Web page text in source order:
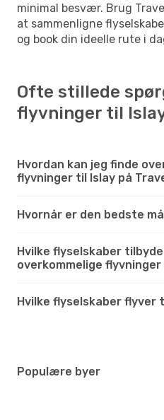
minimal besvær. Brug
at sammenligne
og book din ideelle rute i
Ofte stillede
flyvninger til
Hvordan kan jeg finde
flyvninger til Islay på
Hvornår er den bedste
Hvilke flyselskaber
overkommelige
Hvilke flyselskaber flyver
Populære byer